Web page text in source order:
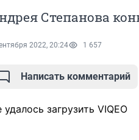
Степанова
2022, 20:24 1 657
Написать комментарий
удалось загрузить VIQEO